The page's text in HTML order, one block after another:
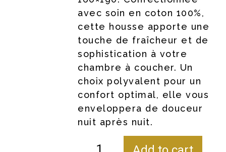
avec soin en coton 100%,
cette housse apporte une
touche de fraîcheur et de
sophistication à votre
chambre à coucher. Un
choix polyvalent pour un
confort optimal, elle vous
enveloppera de douceur
nuit après nuit.